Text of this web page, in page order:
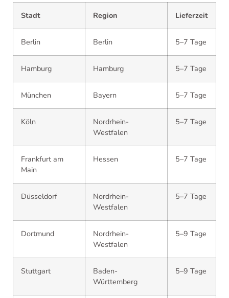
Stadt Region Lieferzeit
Berlin Berlin 5–7 Tage
Hamburg Hamburg 5–7 Tage
München Bayern 5–7 Tage
Köln
Nordrhein-
Westfalen
5–7 Tage
Frankfurt am
Main
Hessen 5–7 Tage
Düsseldorf
Nordrhein-
Westfalen
5–7 Tage
Dortmund
Nordrhein-
Westfalen
5–9 Tage
Stuttgart
Baden-
Württemberg
5–9 Tage